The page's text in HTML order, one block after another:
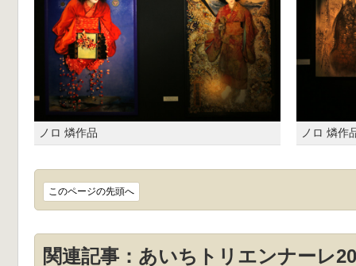
ノロ 燐作品 ノロ 燐作
このページの先頭へ
関連記事：あいちトリエンナーレ